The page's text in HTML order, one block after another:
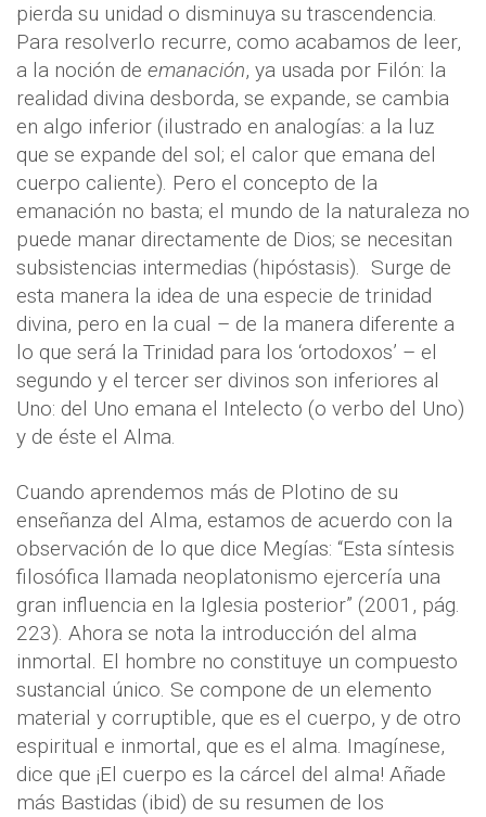
pierda su unidad o disminuya su trascendencia.
Para resolverlo recurre, como acabamos de leer,
a la noción de emanación, ya usada por Filón: la
realidad divina desborda, se expande, se cambia
en algo inferior (ilustrado en analogías: a la luz
que se expande del sol; el calor que emana del
cuerpo caliente). Pero el concepto de la
emanación no basta; el mundo de la naturaleza no
puede manar directamente de Dios; se necesitan
subsistencias intermedias (hipóstasis). Surge de
esta manera la idea de una especie de trinidad
divina, pero en la cual – de la manera diferente a
lo que será la Trinidad para los ‘ortodoxos’ – el
segundo y el tercer ser divinos son inferiores al
Uno: del Uno emana el Intelecto (o verbo del Uno)
y de éste el Alma.
Cuando aprendemos más de Plotino de su
enseñanza del Alma, estamos de acuerdo con la
observación de lo que dice Megías: “Esta síntesis
filosófica llamada neoplatonismo ejercería una
gran influencia en la Iglesia posterior” (2001, pág.
223). Ahora se nota la introducción del alma
inmortal. El hombre no constituye un compuesto
sustancial único. Se compone de un elemento
material y corruptible, que es el cuerpo, y de otro
espiritual e inmortal, que es el alma. Imagínese,
dice que ¡El cuerpo es la cárcel del alma! Añade
más Bastidas (ibid) de su resumen de los